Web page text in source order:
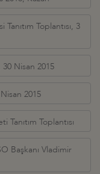
Toplantısı, 3
Nisan 2015
2015
Toplantısı
Başkanı Vladimir